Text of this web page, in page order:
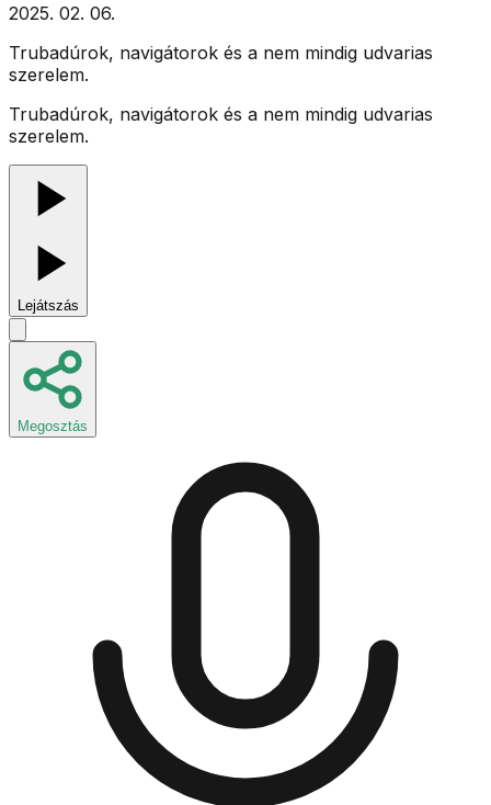
2025. 02. 06.
Trubadúrok, navigátorok és a nem mindig udvarias
szerelem.
Trubadúrok, navigátorok és a nem mindig udvarias
szerelem.
Lejátszás
Megosztás